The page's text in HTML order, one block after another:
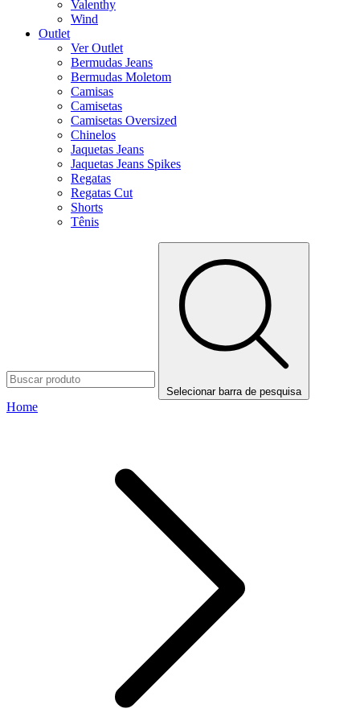
Valenthy
Wind
Outlet
Ver Outlet
Bermudas Jeans
Bermudas Moletom
Camisas
Camisetas
Camisetas Oversized
Chinelos
Jaquetas Jeans
Jaquetas Jeans Spikes
Regatas
Regatas Cut
Shorts
Tênis
Selecionar barra de pesquisa
Home